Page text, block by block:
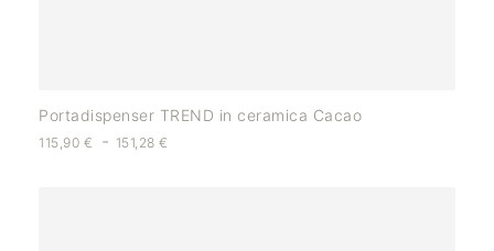
Portadispenser TREND in ceramica Cacao
115,90 € - 151,28€